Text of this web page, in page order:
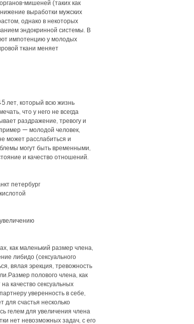
мишеней (таких как
выработки мужских
однако в некоторых
эндокринной системы. В
импотенцию у молодых
ткани меняет
лет, который всю жизнь
что у него не всегда
раздражение, тревогу и
— молодой человек,
может расслабиться и
могут быть временными,
и качество отношений.
петербург
как маленький размер члена,
либидо (сексуального
вялая эрекция, тревожность
полового члена, как
качество сексуальных
уверенность в себе,
для счастья несколько
гелем для увеличения члена
нет невозможных задач, с его